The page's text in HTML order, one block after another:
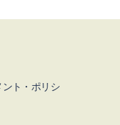
ント・ポリシ